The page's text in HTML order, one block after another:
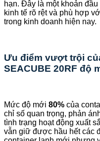
hạn. Đây là một khoản
kinh tế rõ rệt và phù hợp
trong kinh doanh hiện nay.
Ưu điểm vượt trội
SEACUBE 20RF độ
Mức độ mới 80% của
chỉ số quan trọng, phản
tình trạng hoạt động xuất
vẫn giữ được hầu hết các